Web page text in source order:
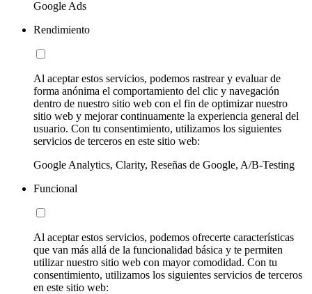
Google Ads
Rendimiento
Al aceptar estos servicios, podemos rastrear y evaluar de
forma anónima el comportamiento del clic y navegación
dentro de nuestro sitio web con el fin de optimizar nuestro
sitio web y mejorar continuamente la experiencia general del
usuario. Con tu consentimiento, utilizamos los siguientes
servicios de terceros en este sitio web:
Google Analytics, Clarity, Reseñas de Google, A/B-Testing
Funcional
Al aceptar estos servicios, podemos ofrecerte características
que van más allá de la funcionalidad básica y te permiten
utilizar nuestro sitio web con mayor comodidad. Con tu
consentimiento, utilizamos los siguientes servicios de terceros
en este sitio web: